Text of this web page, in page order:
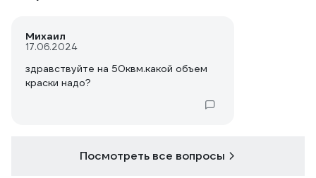
Михаил
17.06.2024
здравствуйте на 50квм.какой объем
краски надо?
Посмотреть все вопросы